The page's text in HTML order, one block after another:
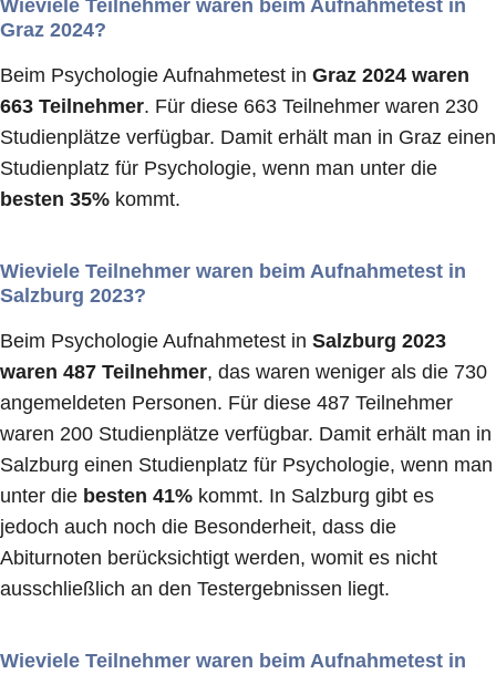
Wieviele Teilnehmer waren beim Aufnahmetest in
Graz 2024?
Beim Psychologie Aufnahmetest in Graz 2024 waren
663 Teilnehmer. Für diese 663 Teilnehmer waren 230
Studienplätze verfügbar. Damit erhält man in Graz einen
Studienplatz für Psychologie, wenn man unter die
besten 35% kommt.
Wieviele Teilnehmer waren beim Aufnahmetest in
Salzburg 2023?
Beim Psychologie Aufnahmetest in Salzburg 2023
waren 487 Teilnehmer, das waren weniger als die 730
angemeldeten Personen. Für diese 487 Teilnehmer
waren 200 Studienplätze verfügbar. Damit erhält man in
Salzburg einen Studienplatz für Psychologie, wenn man
unter die besten 41% kommt. In Salzburg gibt es
jedoch auch noch die Besonderheit, dass die
Abiturnoten berücksichtigt werden, womit es nicht
ausschließlich an den Testergebnissen liegt.
Wieviele Teilnehmer waren beim Aufnahmetest in